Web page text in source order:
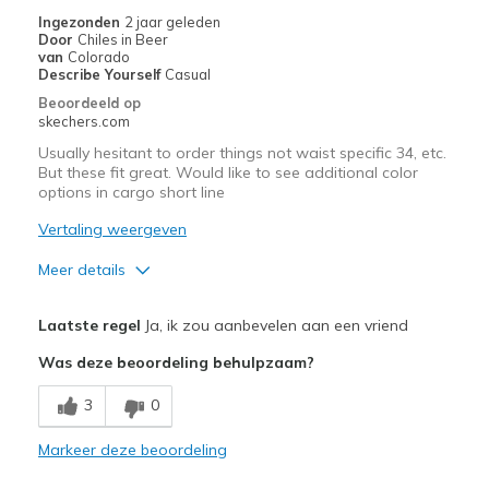
Going Out
Travel
Width
Feels true to width
Sizing
View On Shoes
I'm Really Into Shoes
Ingezonden 2 jaar geleden
Door Chiles in Beer
van Colorado
Describe Yourself Casual
Beoordeeld op
skechers.com
Usually hesitant to order things not waist specific 34, etc.
But these fit great. Would like to see additional color
options in cargo short line
Vertaling weergeven
Meer details
Breathe Well
Comfortable
Laatste regel Ja, ik zou aanbevelen aan een vriend
Was deze beoordeling behulpzaam?
3 0
Markeer deze beoordeling